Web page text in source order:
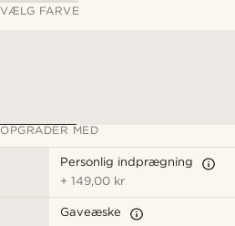
VÆLG FARVE
OPGRADER MED
Personlig indprægning
+149,00 kr
Gaveæske